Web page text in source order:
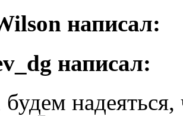
написал:
написал: